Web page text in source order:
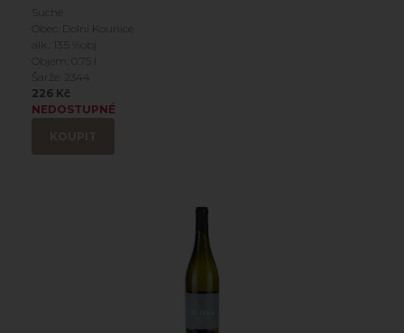
Suché
Obec: Dolní Kounice
alk.: 13.5 %obj
Objem: 0.75 l
Šarže: 2344
226 Kč
NEDOSTUPNÉ